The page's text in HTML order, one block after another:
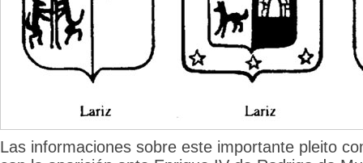
Las informaciones sobre este importante pleito